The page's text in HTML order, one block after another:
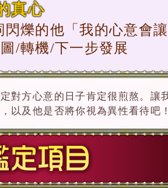
真心
閃爍的他「我的心意會
/轉機/下一步發展
對方心意的日子肯定很煎熬。讓
以及他是否將你視為異性看待吧